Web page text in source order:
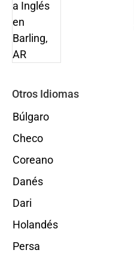
Otros Idiomas
Búlgaro
Checo
Coreano
Danés
Dari
Holandés
Persa